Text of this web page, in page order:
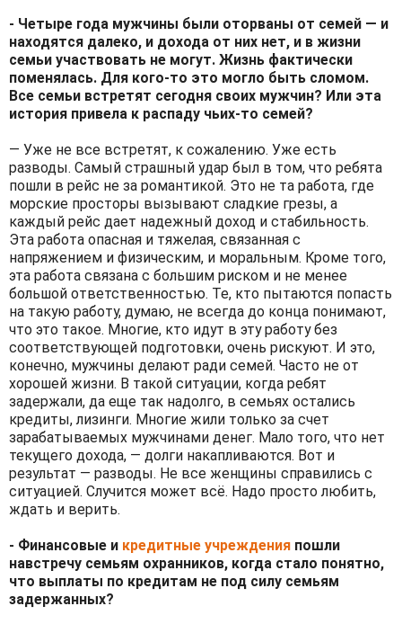
- Четыре года мужчины были оторваны от семей — и
находятся далеко, и дохода от них нет, и в жизни
семьи участвовать не могут. Жизнь фактически
поменялась. Для кого-то это могло быть сломом.
Все семьи встретят сегодня своих мужчин? Или эта
история привела к распаду чьих-то семей?
— Уже не все встретят, к сожалению. Уже есть
разводы. Самый страшный удар был в том, что ребята
пошли в рейс не за романтикой. Это не та работа, где
морские просторы вызывают сладкие грезы, а
каждый рейс дает надежный доход и стабильность.
Эта работа опасная и тяжелая, связанная с
напряжением и физическим, и моральным. Кроме того,
эта работа связана с большим риском и не менее
большой ответственностью. Те, кто пытаются попасть
на такую работу, думаю, не всегда до конца понимают,
что это такое. Многие, кто идут в эту работу без
соответствующей подготовки, очень рискуют. И это,
конечно, мужчины делают ради семей. Часто не от
хорошей жизни. В такой ситуации, когда ребят
задержали, да еще так надолго, в семьях остались
кредиты, лизинги. Многие жили только за счет
зарабатываемых мужчинами денег. Мало того, что нет
текущего дохода, — долги накапливаются. Вот и
результат — разводы. Не все женщины справились с
ситуацией. Случится может всё. Надо просто любить,
ждать и верить.
- Финансовые и кредитные учреждения пошли
навстречу семьям охранников, когда стало понятно,
что выплаты по кредитам не под силу семьям
задержанных?